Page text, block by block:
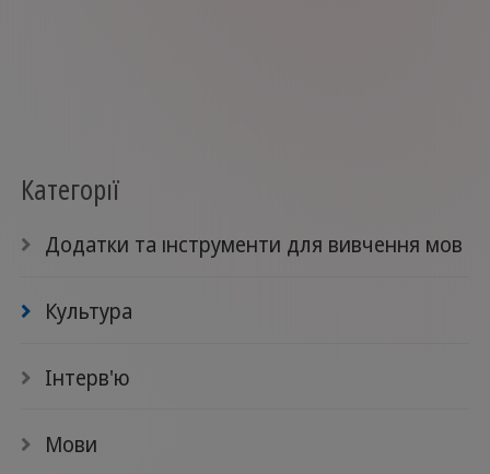
Категорії
Додатки та інструменти для вивчення мов
Культура
Інтерв'ю
Мови